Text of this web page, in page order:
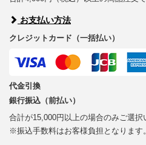
お支払い方法
クレジットカード（一括払い）
代金引換
銀行振込（前払い）
合計が15,000円以上の場合のみご選択
※振込手数料はお客様負担となります。